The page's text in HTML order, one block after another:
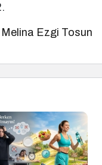
Melina Ezgi Tosun